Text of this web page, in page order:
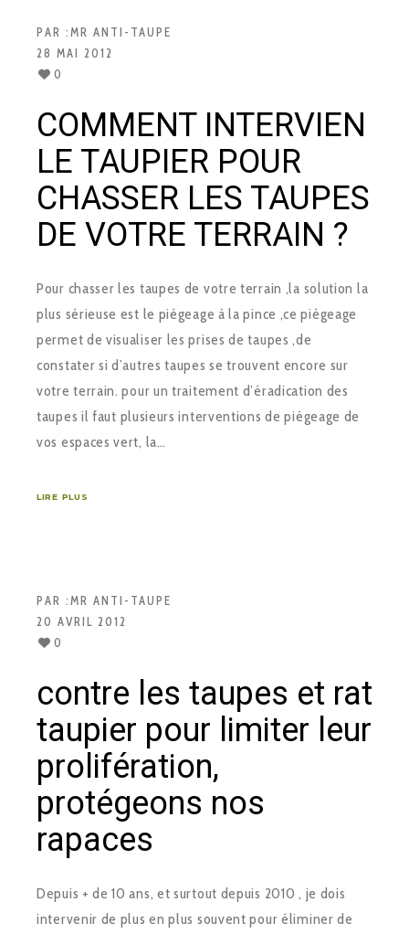
PAR :MR ANTI-TAUPE
28 MAI 2012
0
COMMENT INTERVIEN
LE TAUPIER POUR
CHASSER LES TAUPES
DE VOTRE TERRAIN ?
Pour chasser les taupes de votre terrain ,la solution la
plus sérieuse est le piégeage à la pince ,ce piégeage
permet de visualiser les prises de taupes ,de
constater si d’autres taupes se trouvent encore sur
votre terrain. pour un traitement d’éradication des
taupes il faut plusieurs interventions de piégeage de
vos espaces vert, la…
LIRE PLUS
PAR :MR ANTI-TAUPE
20 AVRIL 2012
0
contre les taupes et rat
taupier pour limiter leur
prolifération,
protégeons nos
rapaces
Depuis + de 10 ans, et surtout depuis 2010 , je dois
intervenir de plus en plus souvent pour éliminer de